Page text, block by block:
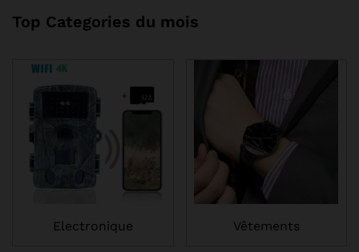
Top Categories du mois
Electronique Vêtements